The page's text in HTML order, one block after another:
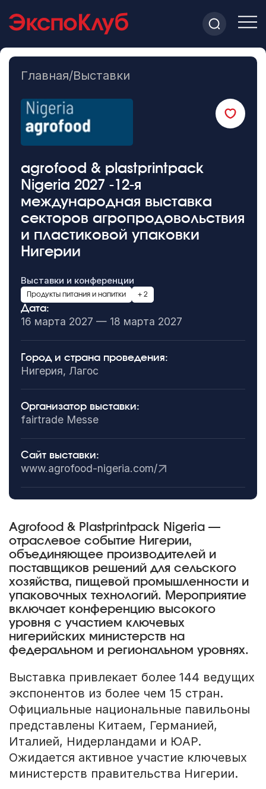
Главная/Выставки
agrofood & plastprintpack
Nigeria 2027 -12-я
международная выставка
секторов агропродовольствия
и пластиковой упаковки
Нигерии
Выставки и конференции
Продукты питания и напитки + 2
Дата:
16 марта 2027 — 18 марта 2027
Город и страна проведения:
Нигерия, Лагос
Организатор выставки:
fairtrade Messe
Сайт выставки:
www.agrofood-nigeria.com/
Agrofood & Plastprintpack Nigeria —
отраслевое событие Нигерии,
объединяющее производителей и
поставщиков решений для сельского
хозяйства, пищевой промышленности и
упаковочных технологий. Мероприятие
включает конференцию высокого
уровня с участием ключевых
нигерийских министерств на
федеральном и региональном уровнях.
Выставка привлекает более 144 ведущих
экспонентов из более чем 15 стран.
Официальные национальные павильоны
представлены Китаем, Германией,
Италией, Нидерландами и ЮАР.
Ожидается активное участие ключевых
министерств правительства Нигерии.